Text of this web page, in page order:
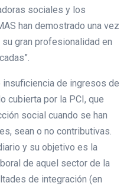
sociales y los
han demostrado una vez
gran profesionalidad en
insuficiencia de ingresos de
cubierta por la PCI, que
social cuando se han
sean o no contributivas.
y su objetivo es la
de aquel sector de la
de integración (en